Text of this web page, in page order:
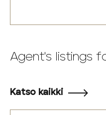
Agent's listings
Katso kaikki